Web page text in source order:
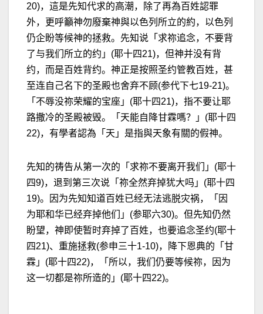
20)，這是先知代求的高潮，除了再為百姓認罪
外，更呼籲神勿廢棄神與以色列所立的約，以色列
仍企盼等候神的拯救。先知说「求祢追念，不要背
了与我们所立的约」(耶十四21)，但神并没有背
约，而是百姓背约。神正是按照圣约管教百姓，甚
至连自己名下的圣殿也舍弃不顾(参代下七19-21)。
「不辱没祢荣耀的宝座」(耶十四21)，指不要让耶
路撒冷的圣殿被毁。「天能自降甘霖嗎？」(耶十四
22)，有學者認為「天」是指與天象有關的假神。
先知的祷告从第一次的「求祢不要离开我们」(耶十
四9)，退到第三次说「祢全然弃掉犹大吗」(耶十四
19)。因为先知知道百姓已经无法逃脱灾祸，「因
为耶和华已经弃掉他们」(参耶六30)。但先知仍然
盼望，神即使暂时弃掉了百姓，也要追念圣约(耶十
四21)、重施拯救(参申三十1-10)，降下恩典的「甘
霖」(耶十四22)，「所以，我们仍要等候祢，因为
这一切都是祢所造的」(耶十四22)。